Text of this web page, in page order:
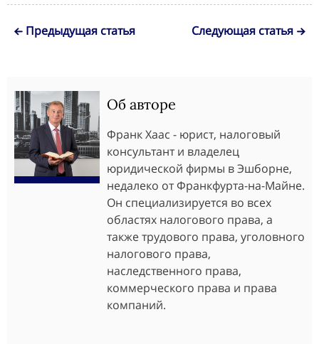
Предыдущая статья Следующая статья
Об авторе
Франк Хаас - юрист, налоговый
консультант и владелец
юридической фирмы в Эшборне,
недалеко от Франкфурта-на-Майне.
Он специализируется во всех
областях налогового права, а
также трудового права, уголовного
налогового права,
наследственного права,
коммерческого права и права
компаний.